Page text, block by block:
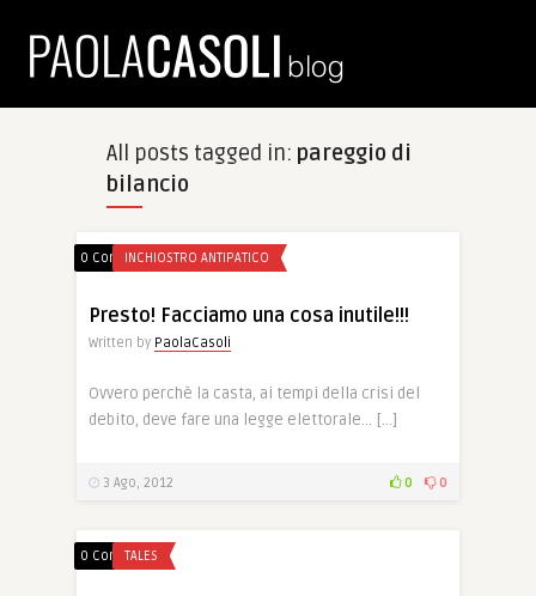
All posts tagged in: pareggio di
bilancio
0 CommentsINCHIOSTRO ANTIPATICO
Presto! Facciamo una cosa inutile!!!
Written by PaolaCasoli
Ovvero perchè la casta, ai tempi della crisi del
debito, deve fare una legge elettorale… […]
3 Ago, 2012 0 0
0 Comments
TALES